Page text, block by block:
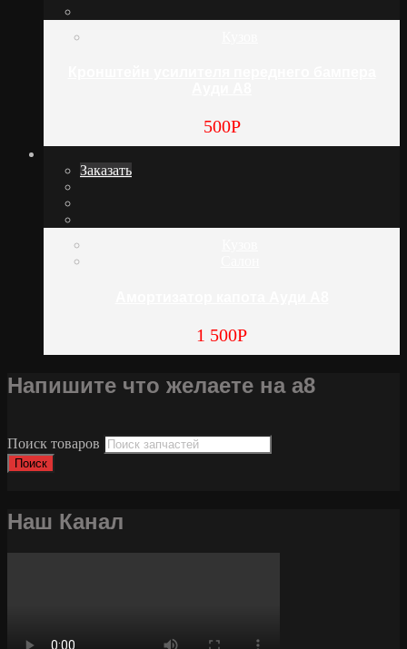
500Р
Заказать
1 500Р
Напишите что желаете на а8
Поиск товаров
Поиск
Наш Канал